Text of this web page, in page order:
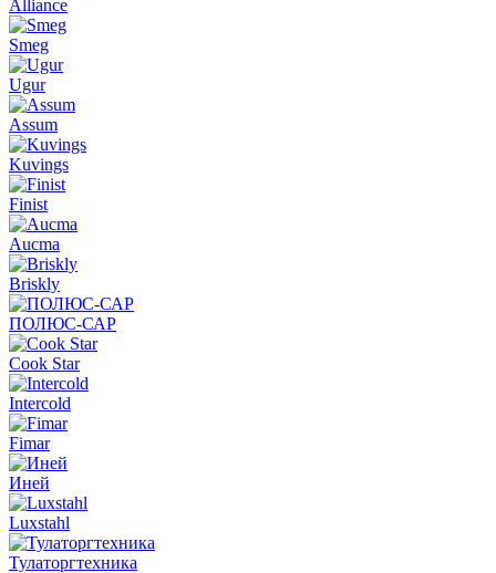
Alliance
Smeg
Ugur
Assum
Kuvings
Finist
Aucma
Briskly
ПОЛЮС-САР
Cook Star
Intercold
Fimar
Иней
Luxstahl
Тулаторгтехника